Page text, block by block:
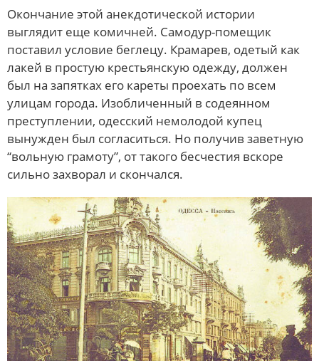
Окончание этой анекдотической истории
выглядит еще комичней. Самодур-помещик
поставил условие беглецу. Крамарев, одетый как
лакей в простую крестьянскую одежду, должен
был на запятках его кареты проехать по всем
улицам города. Изобличенный в содеянном
преступлении, одесский немолодой купец
вынужден был согласиться. Но получив заветную
“вольную грамоту”, от такого бесчестия вскоре
сильно захворал и скончался.